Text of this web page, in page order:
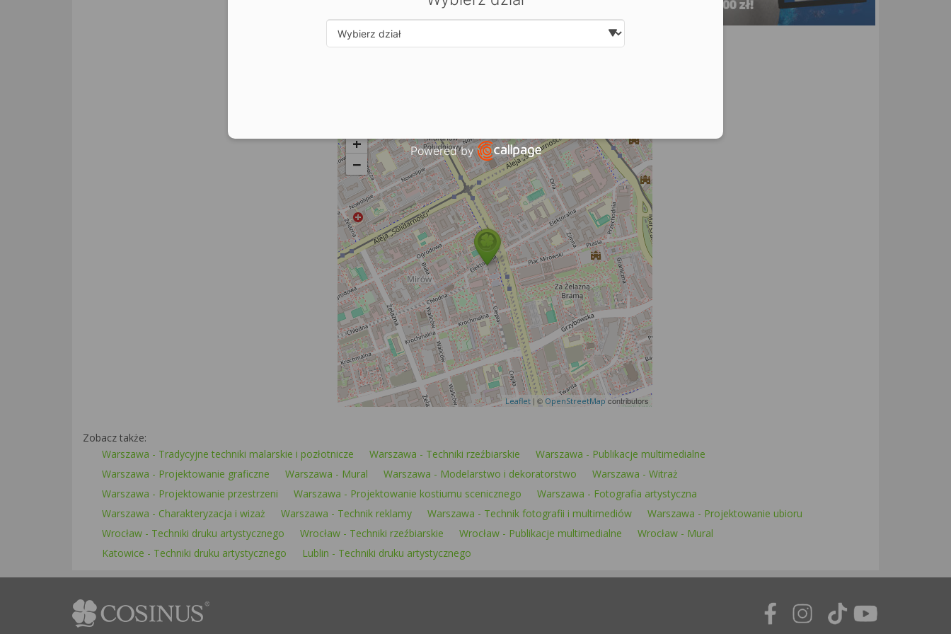
Kontakt:
+
−
Leaflet | © OpenStreetMap contributors
Zobacz także:
Warszawa - Tradycyjne techniki malarskie i pozłotnicze
Warszawa - Techniki rzeźbiarskie
Warszawa - Publikacje multimedialne
Warszawa - Projektowanie graficzne
Warszawa - Mural Warszawa - Modelarstwo i dekoratorstwo
Warszawa - Witraż
Warszawa - Projektowanie przestrzeni
Warszawa - Projektowanie kostiumu scenicznego
Warszawa - Fotografia artystyczna
Warszawa - Charakteryzacja i wizaż
Warszawa - Technik reklamy Warszawa - Technik fotografii i multimediów
Warszawa - Projektowanie ubioru
Wrocław - Techniki druku artystycznego
Wrocław - Techniki rzeźbiarskie Wrocław - Publikacje multimedialne
Wrocław - Mural
Katowice - Techniki druku artystycznego
Lublin - Techniki druku artystycznego
Powered by
Open link in new window